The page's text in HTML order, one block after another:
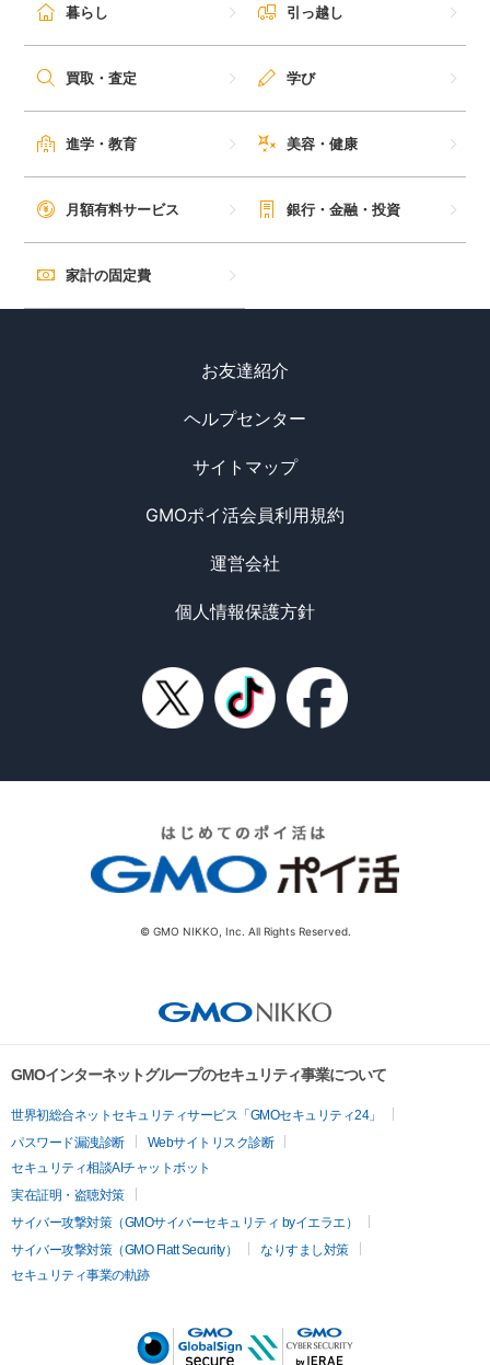
GMOポイ活の使い方
ヘルプセンター
暮らし 引っ越し
買取・査定 学び
進学・教育 美容・健康
月額有料サービス 銀行・金融・投資
家計の固定費
お友達紹介
ヘルプセンター
サイトマップ
GMOポイ活会員利用規約
運営会社
個人情報保護方針
© GMO NIKKO, Inc. All Rights Reserved.
GMOインターネットグループのセキュリティ事業について
世界初総合ネットセキュリティサービス「GMOセキュリティ24」
パスワード漏洩診断
Webサイトリスク診断
セキュリティ相談AIチャットボット
実在証明・盗聴対策
サイバー攻撃対策（GMOサイバーセキュリティ byイエラエ）
サイバー攻撃対策（GMO Flatt Security）
なりすまし対策
セキュリティ事業の軌跡